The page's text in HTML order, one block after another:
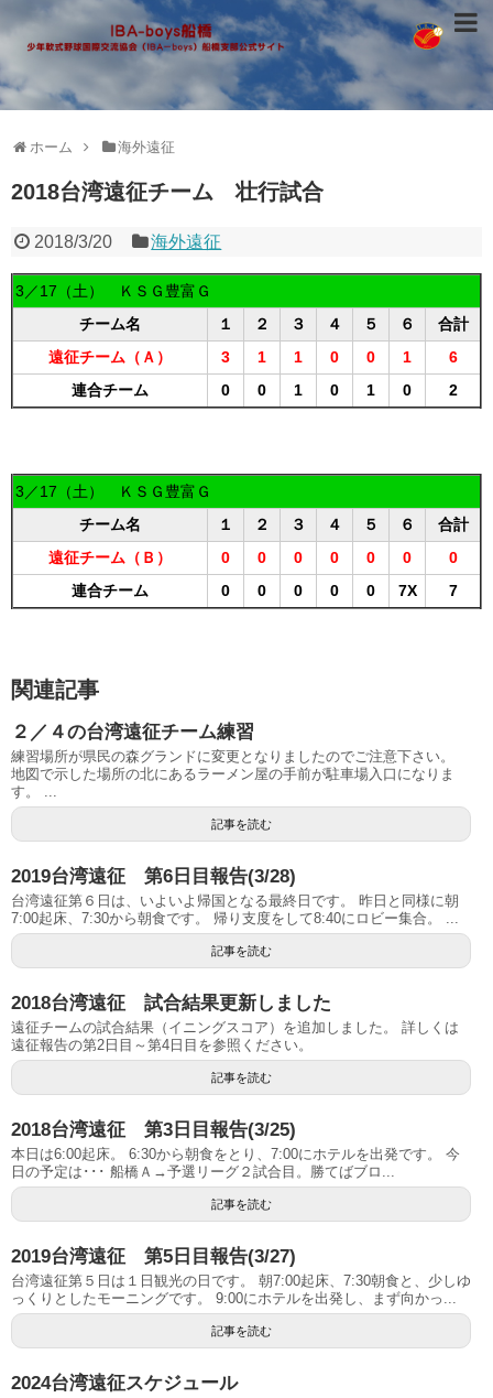
ホーム 海外遠征
2018台湾遠征チーム 壮行試合
2018/3/20 海外遠征
3 ／17（土） ＫＳＧ豊富Ｇ
チーム名
１ ２ ３ ４ ５ ６
合計
遠征チーム（Ａ）
3 1 1 0 0 1
6
連合チーム
0 0 1 0 1 0 2
3 ／17（土） ＫＳＧ豊富Ｇ
チーム名
１ ２ ３ ４ ５ ６
合計
遠征チーム（Ｂ）
0 0 0 0 0 0
0
連合チーム
0 0 0 0 0 7X 7
関連記事
２／４の台湾遠征チーム練習
練習場所が県民の森グランドに変更となりましたのでご注意下さい。
地図で示した場所の北にあるラーメン屋の手前が駐車場入口になりま
す。 ...
記事を読む
2019台湾遠征 第6日目報告(3/28)
台湾遠征第６日は、いよいよ帰国となる最終日です。 昨日と同様に朝
7:00起床、7:30から朝食です。 帰り支度をして8:40にロビー集合。 ...
記事を読む
2018台湾遠征 試合結果更新しました
遠征チームの試合結果（イニングスコア）を追加しました。 詳しくは
遠征報告の第2日目～第4日目を参照ください。
記事を読む
2018台湾遠征 第3日目報告(3/25)
本日は6:00起床。 6:30から朝食をとり、7:00にホテルを出発です。 今
日の予定は･･･ 船橋Ａ→予選リーグ２試合目。勝てばブロ...
記事を読む
2019台湾遠征 第5日目報告(3/27)
台湾遠征第５日は１日観光の日です。 朝7:00起床、7:30朝食と、少しゆ
っくりとしたモーニングです。 9:00にホテルを出発し、まず向かっ...
記事を読む
2024台湾遠征スケジュール